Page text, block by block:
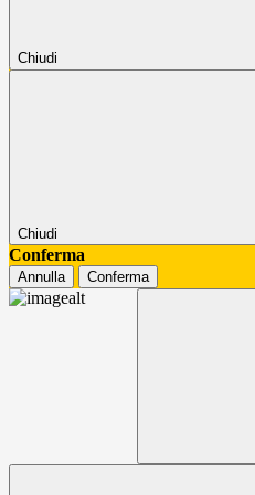
Chiudi
Chiudi
Conferma
Annulla Conferma